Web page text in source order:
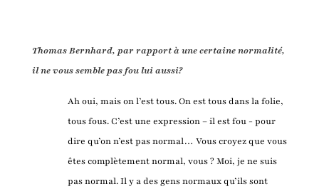
Thomas Bernhard, par rapport à une certaine normalité,
il ne vous semble pas fou lui aussi?
Ah oui, mais on l’est tous. On est tous dans la folie,
tous fous. C’est une expression – il est fou - pour
dire qu’on n’est pas normal… Vous croyez que vous
êtes complètement normal, vous ? Moi, je ne suis
pas normal. Il y a des gens normaux qu’ils sont